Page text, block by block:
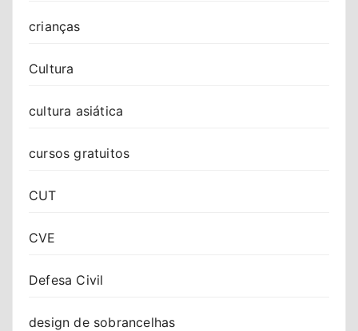
crianças
Cultura
cultura asiática
cursos gratuitos
CUT
CVE
Defesa Civil
design de sobrancelhas